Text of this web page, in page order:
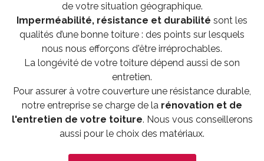
de votre situation géographique.
Imperméabilité, résistance et durabilité sont les
qualités d’une bonne toiture : des points sur lesquels
nous nous efforçons d'être irréprochables.
La longévité de votre toiture dépend aussi de son
entretien.
Pour assurer à votre couverture une résistance durable,
notre entreprise se charge de la rénovation et de
l'entretien de votre toiture. Nous vous conseillerons
aussi pour le choix des matériaux.